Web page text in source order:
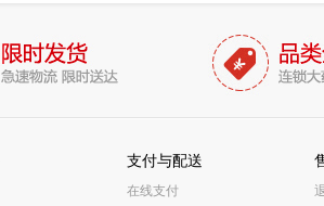
支付与配送
在线支付